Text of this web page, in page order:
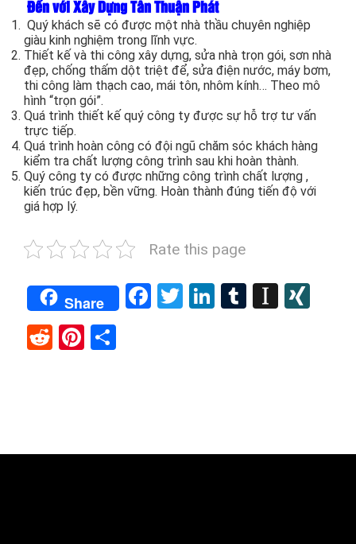
Đến với Xây Dựng Tân Thuận Phát
Quý khách sẽ có được một nhà thầu chuyên nghiệp
giàu kinh nghiệm trong lĩnh vực.
Thiết kế và thi công xây dựng, sửa nhà trọn gói, sơn nhà
đẹp, chống thấm dột triệt để, sửa điện nước, máy bơm,
thi công làm thạch cao, mái tôn, nhôm kính… Theo mô
hình “trọn gói”.
Quá trình thiết kế quý công ty được sự hỗ trợ tư vấn
trực tiếp.
Quá trình hoàn công có đội ngũ chăm sóc khách hàng
kiểm tra chất lượng công trình sau khi hoàn thành.
Quý công ty có được những công trình chất lượng ,
kiến trúc đẹp, bền vững. Hoàn thành đúng tiến độ với
giá hợp lý.
Rate this page
Share Facebook
TwitterLinkedIn
Tumblr
RedditPinterest